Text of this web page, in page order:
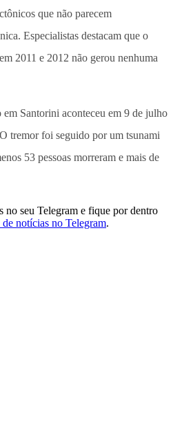
que não parecem
Especialistas destacam que o
2011 e 2012 não gerou nenhuma
Santorini aconteceu em 9 de julho
tremor foi seguido por um tsunami
53 pessoas morreram e mais de
no seu Telegram e fique por dentro
de notícias no Telegram.